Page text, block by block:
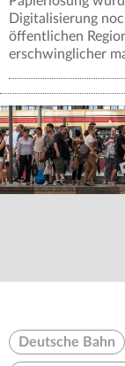
Digitalisierung
öffentlichen
erschwinglicher
Deutsche Bahn